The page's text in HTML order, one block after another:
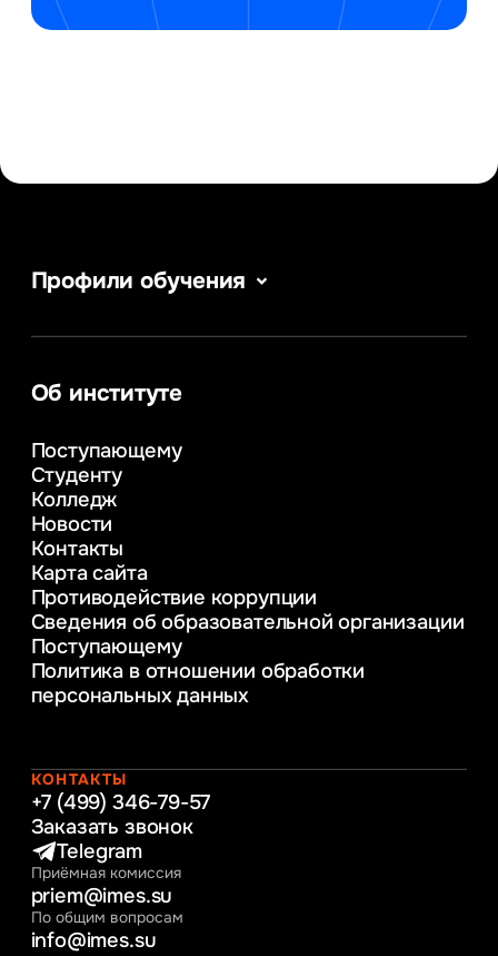
Профили обучения
Информатика
аналитика
Управление в сфере коммерческой
Психолого-педагогическое
консультирование и медиация
в образовании
Веб-дизайн
Управление инновационным развитием
предприятия
Уголовное право
Информационные технологии в бизнесе
Информационное и программное
обеспечение бизнес процессов
Управление человеческими ресурсами
Интернет-маркетинг
Об институте
Поступающему
Студенту
Колледж
Новости
Контакты
Карта сайта
Противодействие коррупции
Сведения об образовательной организации
Поступающему
Политика в отношении обработки
персональных данных
КОНТАКТЫ
+7 (499) 346-79-57
Заказать звонок
Telegram
Приёмная комиссия
priem@imes.su
По общим вопросам
info@imes.su